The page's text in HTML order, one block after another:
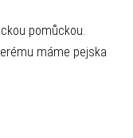
pomůckou.
máme pejska